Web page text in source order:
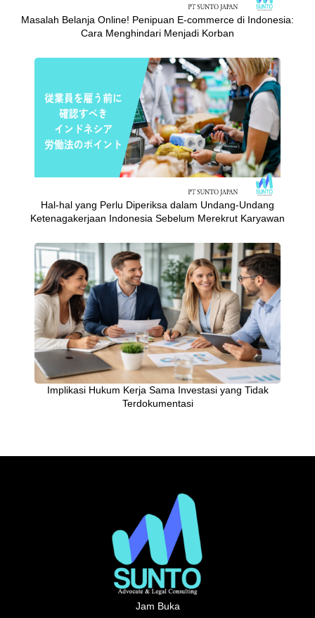
Masalah Belanja Online! Penipuan E-commerce di Indonesia:
Cara Menghindari Menjadi Korban
Hal-hal yang Perlu Diperiksa dalam Undang-Undang
Ketenagakerjaan Indonesia Sebelum Merekrut Karyawan
Implikasi Hukum Kerja Sama Investasi yang Tidak
Terdokumentasi
Jam Buka